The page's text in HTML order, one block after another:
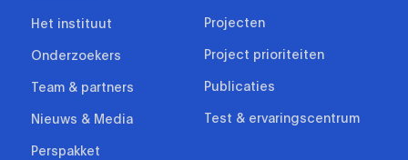
Het instituut
Onderzoekers
Team & partners
Nieuws & Media
Perspakket
Projecten
Project prioriteiten
Publicaties
Test & ervaringscentrum